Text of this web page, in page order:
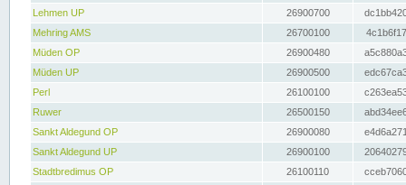
Lehmen UP
26900700
Mehring AMS
26700100
Müden OP
26900480
Müden UP
26900500
Perl
26100100
Ruwer
26500150
Sankt Aldegund OP
26900080
Sankt Aldegund UP
26900100
Stadtbredimus OP
26100110